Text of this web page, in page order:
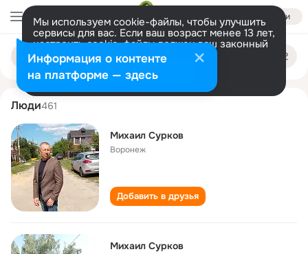
Войти
Мы используем cookie-файлы, чтобы улучшить
сервисы для вас. Если ваш возраст менее 13 лет,
настроить cookie-файлы должен ваш законный
представитель. Больше информации
Разрешить все Настроить
Поиск
людям
mikhail surkov
Люди461
Михаил Сурков
Воронеж
Добавить в друзья
Михаил Сурков
Информация о контенте
на платформе — здесь